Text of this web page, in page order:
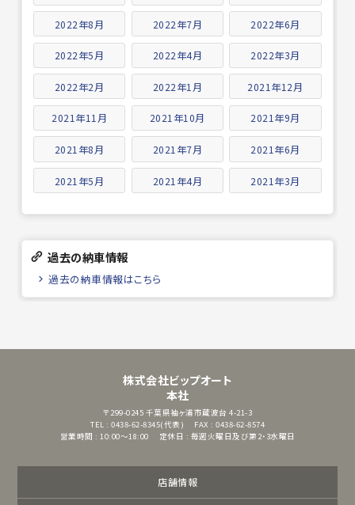
2022年8月 2022年7月 2022年6月
2022年5月 2022年4月 2022年3月
2022年2月 2022年1月 2021年12月
2021年11月 2021年10月 2021年9月
2021年8月 2021年7月 2021年6月
2021年5月 2021年4月 2021年3月
過去の納車情報
過去の納車情報はこちら
株式会社ビップオート
本社
〒299-0245 千葉県袖ヶ浦市蔵波台 4-21-3
TEL : 0438-62-8345(代表)
FAX : 0438-62-8574
営業時間 : 10:00～18:00
定休日 : 毎週火曜日及び第2・3水曜日
店舗情報